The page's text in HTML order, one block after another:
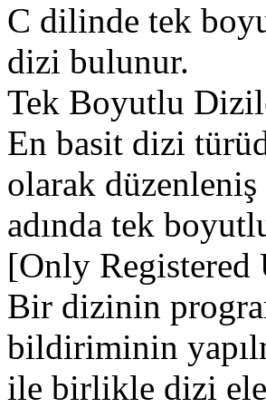
C dilinde tek
dizi bulunur.
Tek Boyutlu
En basit dizi
olarak düzenleniş
adında tek
[Only Registered
Bir dizinin
bildiriminin
ile birlikle dizi